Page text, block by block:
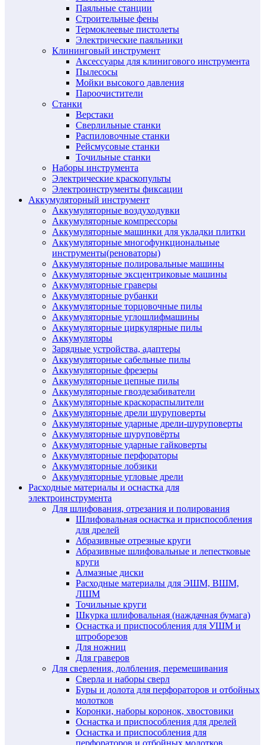
Паяльные станции
Строительные фены
Термоклеевые пистолеты
Электрические паяльники
Клининговый инструмент
Аксессуары для клинигового инструмента
Пылесосы
Мойки высокого давления
Пароочистители
Станки
Верстаки
Сверлильные станки
Распиловочные станки
Рейсмусовые станки
Точильные станки
Наборы инструмента
Электрические краскопульты
Электроинструменты фиксации
Аккумуляторный инструмент
Аккумуляторные воздуходувки
Аккумуляторные компрессоры
Аккумуляторные машинки для укладки плитки
Аккумуляторные многофункциональные
инструменты(реноваторы)
Аккумуляторные полировальные машины
Аккумуляторные эксцентриковые машины
Аккумуляторные граверы
Аккумуляторные рубанки
Аккумуляторные торцовочные пилы
Аккумуляторные углошлифмашины
Аккумуляторные циркулярные пилы
Аккумуляторы
Зарядные устройства, адаптеры
Аккумуляторные сабельные пилы
Аккумуляторные фрезеры
Аккумуляторные цепные пилы
Аккумуляторные гвоздезабиватели
Аккумуляторные краскораспылители
Аккумуляторные дрели шуруповерты
Аккумуляторные ударные дрели-шуруповерты
Аккумуляторные шуруповёрты
Аккумуляторные ударные гайковерты
Аккумуляторные перфораторы
Аккумуляторные лобзики
Аккумуляторные угловые дрели
Расходные материалы и оснастка для
электроинструмента
Для шлифования, отрезания и полирования
Шлифовальная оснастка и приспособления
для дрелей
Абразивные отрезные круги
Абразивные шлифовальные и лепестковые
круги
Алмазные диски
Расходные материалы для ЭШМ, ВШМ,
ЛШМ
Точильные круги
Шкурка шлифовальная (наждачная бумага)
Оснастка и приспособления для УШМ и
штроборезов
Для ножниц
Для граверов
Для сверления, долбления, перемешивания
Сверла и наборы сверл
Буры и долота для перфораторов и отбойных
молотков
Коронки, наборы коронок, хвостовики
Оснастка и приспособления для дрелей
Оснастка и приспособления для
перфораторов и отбойных молотков